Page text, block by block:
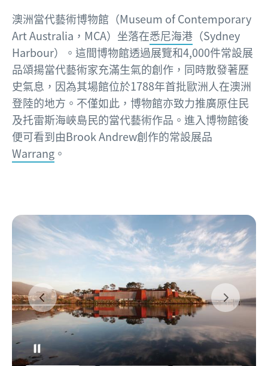
澳洲當代藝術博物館（Museum of Contemporary
Art Australia，MCA）坐落在悉尼海港 （Sydney
Harbour）。這間博物館透過展覽和4,000件常設展
品頌揚當代藝術家充滿生氣的創作，同時散發著歷
史氣息，因為其場館位於1788年首批歐洲人在澳洲
登陸的地方。不僅如此，博物館亦致力推廣原住民
及托雷斯海峽島民的當代藝術作品。進入博物館後
便可看到由Brook Andrew創作的常設展品
Warrang 。